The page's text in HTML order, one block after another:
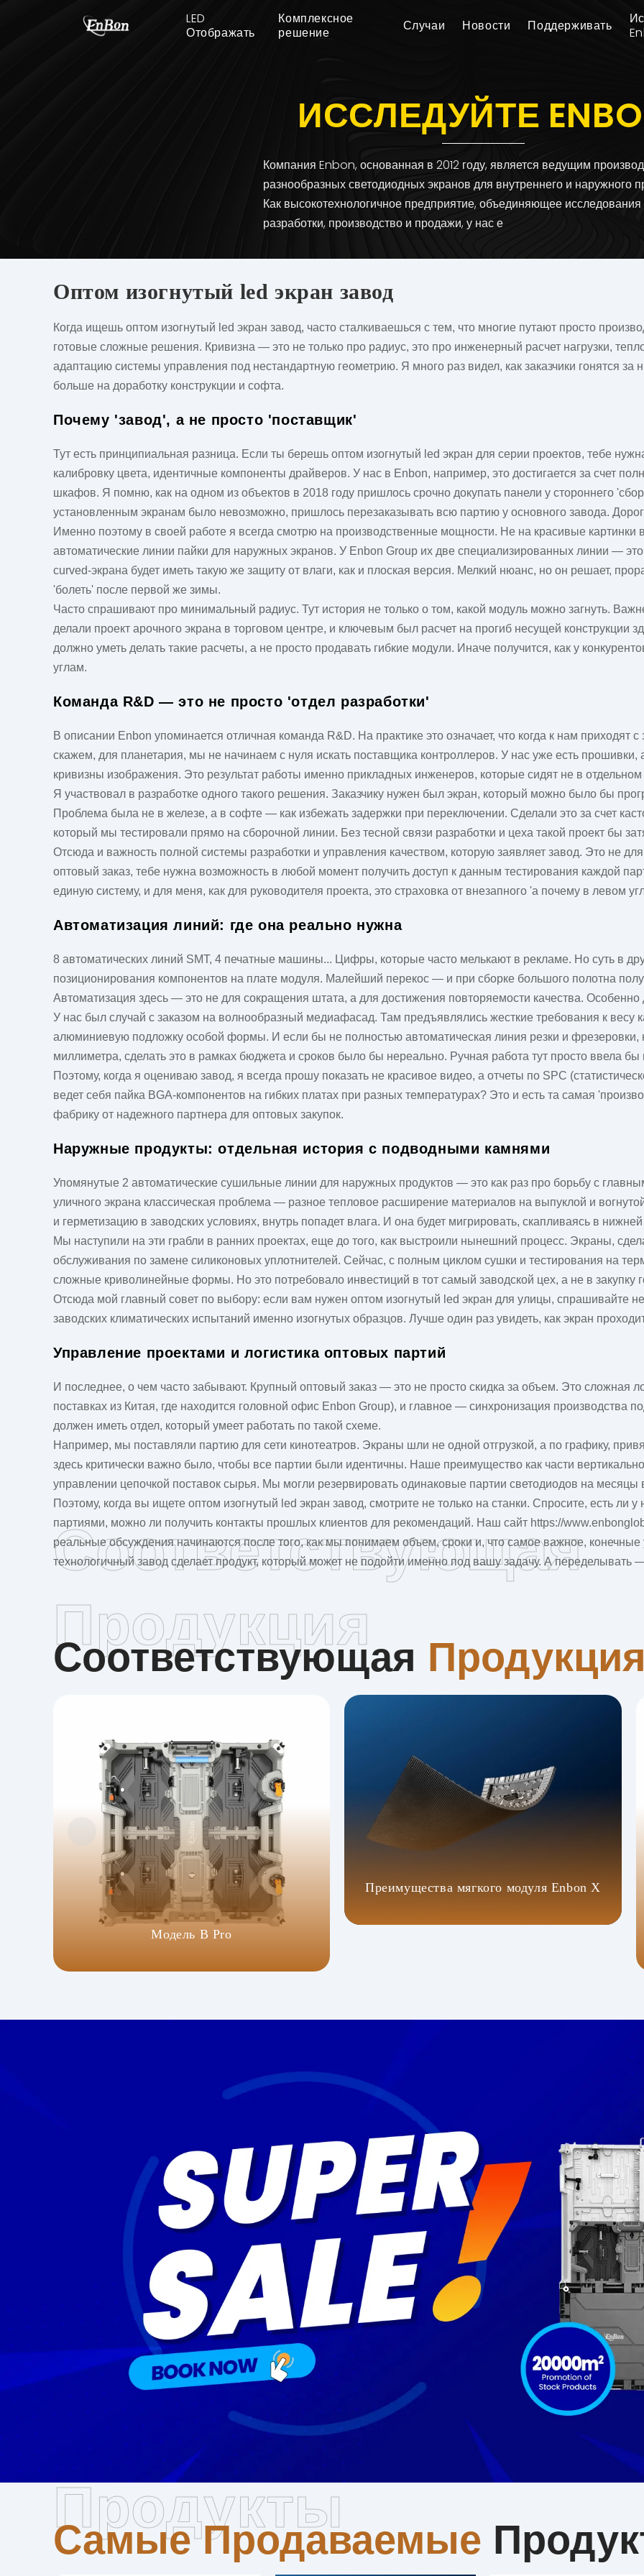
LED
Отображать
Комплексное
решение
Случаи Новости Поддерживать
ИССЛЕДУЙТЕ
Компания Enbon, основанная в 2012 году, является ведущим
разнообразных светодиодных экранов для внутреннего и наружного
Как высокотехнологичное предприятие, объединяющее исследования
разработки, производство и продажи, у нас е
Оптом изогнутый led экран завод
Когда ищешь оптом изогнутый led экран завод, часто сталкиваешься с тем, что многие путают просто
готовые сложные решения. Кривизна — это не только про радиус, это про инженерный расчет нагрузки,
адаптацию системы управления под нестандартную геометрию. Я много раз видел, как заказчики гонятся за
больше на доработку конструкции и софта.
Почему 'завод', а не просто 'поставщик'
Тут есть принципиальная разница. Если ты берешь оптом изогнутый led экран для серии проектов, тебе
калибровку цвета, идентичные компоненты драйверов. У нас в Enbon, например, это достигается за счет
шкафов. Я помню, как на одном из объектов в 2018 году пришлось срочно докупать панели у стороннего
установленным экранам было невозможно, пришлось перезаказывать всю партию у основного завода.
Именно поэтому в своей работе я всегда смотрю на производственные мощности. Не на красивые картинки
автоматические линии пайки для наружных экранов. У Enbon Group их две специализированных линии — это
curved-экрана будет иметь такую же защиту от влаги, как и плоская версия. Мелкий нюанс, но он решает,
'болеть' после первой же зимы.
Часто спрашивают про минимальный радиус. Тут история не только о том, какой модуль можно загнуть.
делали проект арочного экрана в торговом центре, и ключевым был расчет на прогиб несущей конструкции
должно уметь делать такие расчеты, а не просто продавать гибкие модули. Иначе получится, как у
углам.
Команда R&D — это не просто 'отдел разработки'
В описании Enbon упоминается отличная команда R&D. На практике это означает, что когда к нам приходят
скажем, для планетария, мы не начинаем с нуля искать поставщика контроллеров. У нас уже есть
кривизны изображения. Это результат работы именно прикладных инженеров, которые сидят не в
Я участвовал в разработке одного такого решения. Заказчику нужен был экран, который можно было бы
Проблема была не в железе, а в софте — как избежать задержки при переключении. Сделали это за счет
который мы тестировали прямо на сборочной линии. Без тесной связи разработки и цеха такой проект бы
Отсюда и важность полной системы разработки и управления качеством, которую заявляет завод. Это не
оптовый заказ, тебе нужна возможность в любой момент получить доступ к данным тестирования каждой
единую систему, и для меня, как для руководителя проекта, это страховка от внезапного 'а почему в левом
Автоматизация линий: где она реально нужна
8 автоматических линий SMT, 4 печатные машины... Цифры, которые часто мелькают в рекламе. Но суть в
позиционирования компонентов на плате модуля. Малейший перекос — и при сборке большого полотна
Автоматизация здесь — это не для сокращения штата, а для достижения повторяемости качества.
У нас был случай с заказом на волнообразный медиафасад. Там предъявлялись жесткие требования к весу
алюминиевую подложку особой формы. И если бы не полностью автоматическая линия резки и фрезеровки,
миллиметра, сделать это в рамках бюджета и сроков было бы нереально. Ручная работа тут просто ввела бы
Поэтому, когда я оцениваю завод, я всегда прошу показать не красивое видео, а отчеты по SPC
ведет себя пайка BGA-компонентов на гибких платах при разных температурах? Это и есть та самая
фабрику от надежного партнера для оптовых закупок.
Наружные продукты: отдельная история с подводными камнями
Упомянутые 2 автоматические сушильные линии для наружных продуктов — это как раз про борьбу с
уличного экрана классическая проблема — разное тепловое расширение материалов на выпуклой и
и герметизацию в заводских условиях, внутрь попадет влага. И она будет мигрировать, скапливаясь в нижней
Мы наступили на эти грабли в ранних проектах, еще до того, как выстроили нынешний процесс. Экраны,
обслуживания по замене силиконовых уплотнителей. Сейчас, с полным циклом сушки и тестирования на
сложные криволинейные формы. Но это потребовало инвестиций в тот самый заводской цех, а не в закупку
Отсюда мой главный совет по выбору: если вам нужен оптом изогнутый led экран для улицы, спрашивайте
заводских климатических испытаний именно изогнутых образцов. Лучше один раз увидеть, как экран
Управление проектами и логистика оптовых партий
И последнее, о чем часто забывают. Крупный оптовый заказ — это не просто скидка за объем. Это сложная
поставках из Китая, где находится головной офис Enbon Group), и главное — синхронизация производства
должен иметь отдел, который умеет работать по такой схеме.
Например, мы поставляли партию для сети кинотеатров. Экраны шли не одной отгрузкой, а по графику,
здесь критически важно было, чтобы все партии были идентичны. Наше преимущество как части
управлении цепочкой поставок сырья. Мы могли резервировать одинаковые партии светодиодов на месяцы
Поэтому, когда вы ищете оптом изогнутый led экран завод, смотрите не только на станки. Спросите, есть ли
партиями, можно ли получить контакты прошлых клиентов для рекомендаций. Наш сайт https://
реальные обсуждения начинаются после того, как мы понимаем объем, сроки и, что самое важное,
технологичный завод сделает продукт, который может не подойти именно под вашу задачу. А переделывать
Соответствующая
Соответствующая
Продукция
Модель B Pro
Преимущества мягкого модуля Enbon X
Самые Продаваемые
Самые
Продукты